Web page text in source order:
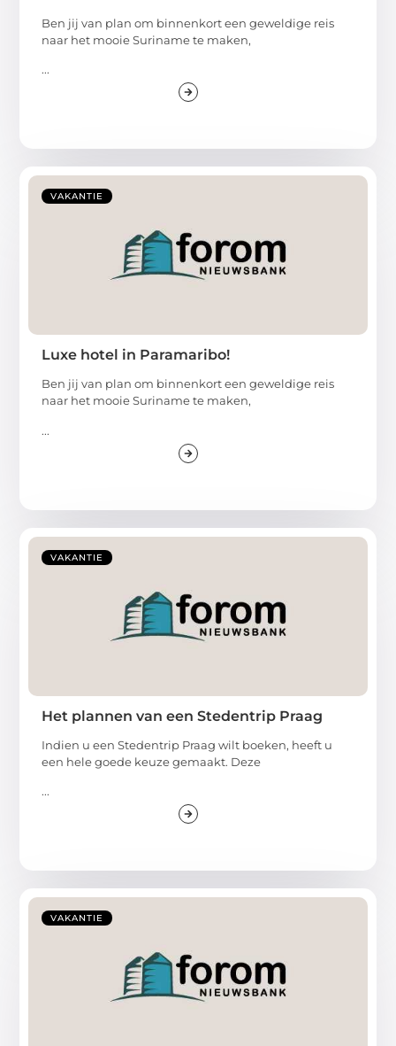
Ben jij van plan om binnenkort een geweldige reis
naar het mooie Suriname te maken,
...
VAKANTIE
Luxe hotel in Paramaribo!
Ben jij van plan om binnenkort een geweldige reis
naar het mooie Suriname te maken,
...
VAKANTIE
Het plannen van een Stedentrip Praag
Indien u een Stedentrip Praag wilt boeken, heeft u
een hele goede keuze gemaakt. Deze
...
VAKANTIE